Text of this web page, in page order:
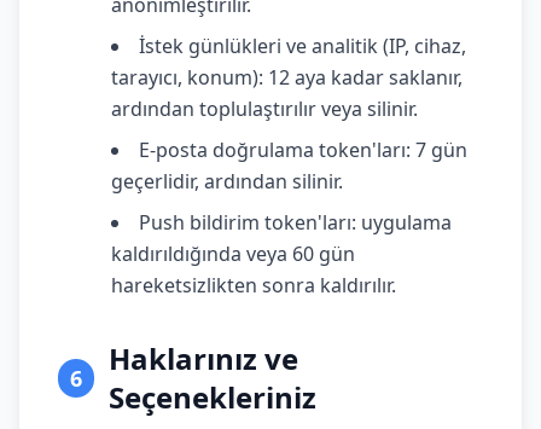
İstek günlükleri ve analitik (IP, cihaz,
tarayıcı, konum): 12 aya kadar saklanır,
ardından toplulaştırılır veya silinir.
E-posta doğrulama token'ları: 7 gün
geçerlidir, ardından silinir.
Push bildirim token'ları: uygulama
kaldırıldığında veya 60 gün
hareketsizlikten sonra kaldırılır.
6
Haklarınız ve
Seçenekleriniz